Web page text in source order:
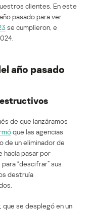
clientes. En este
pasado para ver
se cumplieron, e
año pasado
de que lanzáramos
que las agencias
de un eliminador de
hacía pasar por
“descifrar” sus
destruía
que se desplegó en un